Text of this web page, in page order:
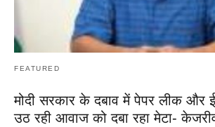
FEATURED
मोदी सरकार के दबाव में पेपर लीक
उठ रही आवाज को दबा रहा मेटा-